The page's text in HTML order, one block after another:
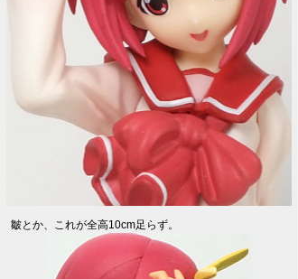
皺とか、これが全高10cm足らず。